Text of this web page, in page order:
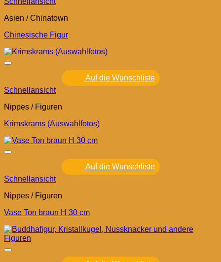
Asien / Chinatown
Chinesische Figur
Auf die Wunschliste
Schnellansicht
Nippes / Figuren
Krimskrams (Auswahlfotos)
Auf die Wunschliste
Schnellansicht
Nippes / Figuren
Vase Ton braun H 30 cm